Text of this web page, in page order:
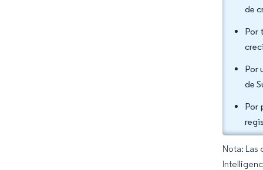
de
Por
Por
de
Por
Nota: